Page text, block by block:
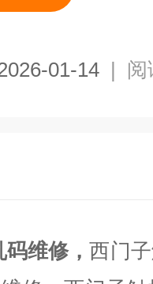
01-14 | 阅
码维修，西门